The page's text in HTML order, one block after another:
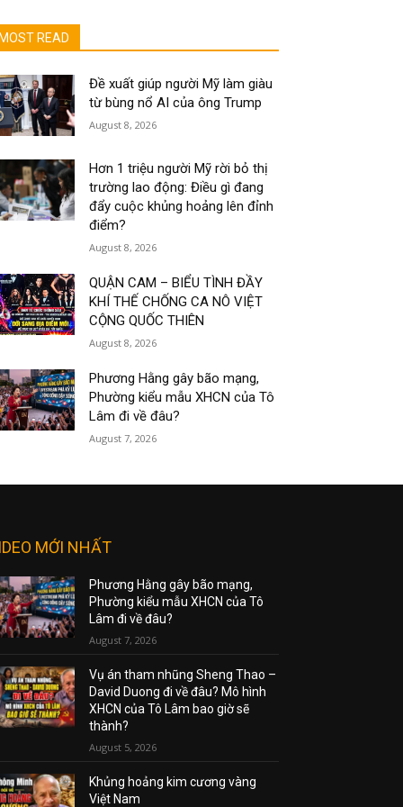
MOST READ
Đề xuất giúp người Mỹ làm giàu
từ bùng nổ AI của ông Trump
August 8, 2026
Hơn 1 triệu người Mỹ rời bỏ thị
trường lao động: Điều gì đang
đẩy cuộc khủng hoảng lên đỉnh
điểm?
August 8, 2026
QUẬN CAM – BIỂU TÌNH ĐẦY
KHÍ THẾ CHỐNG CA NÔ VIỆT
CỘNG QUỐC THIÊN
August 8, 2026
Phương Hằng gây bão mạng,
Phường kiểu mẫu XHCN của Tô
Lâm đi về đâu?
August 7, 2026
MỚI NHẤT
Phương Hằng gây bão mạng,
Phường kiểu mẫu XHCN của Tô
Lâm đi về đâu?
August 7, 2026
Vụ án tham nhũng Sheng Thao –
David Duong đi về đâu? Mô hình
XHCN của Tô Lâm bao giờ sẽ
thành?
August 5, 2026
Khủng hoảng kim cương vàng
Việt Nam